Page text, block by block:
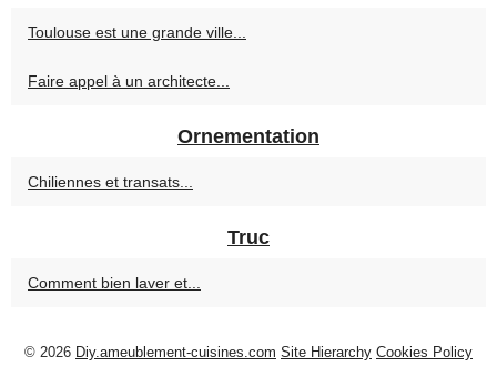
Toulouse est une grande ville...
Faire appel à un architecte...
Ornementation
Chiliennes et transats...
Truc
Comment bien laver et...
© 2026 Diy.ameublement-cuisines.com Site Hierarchy Cookies Policy